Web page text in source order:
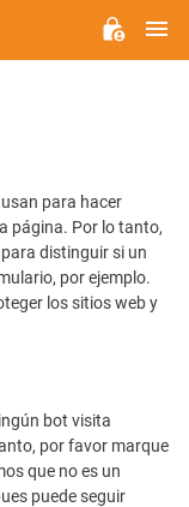
para hacer
página. Por lo tanto,
distinguir si un
por ejemplo.
los sitios web y
bot visita
por favor marque
que no es un
puede seguir